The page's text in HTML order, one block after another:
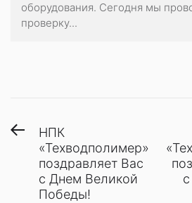
оборудования. Сегодня мы
проверку...
Навигация
записям
Предыдущая
запись:
НПК
«Техводполимер»
поздравляет Вас
с Днем Великой
Победы!